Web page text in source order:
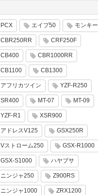
PCX エイプ50 モンキー
CBR250RR CRF250F
CB400 CBR1000RR
CB1100 CB1300
アフリカツイン YZF-R250
SR400 MT-07 MT-09
YZF-R1 XSR900
アドレスV125 GSX250R
Vストローム250 GSX-R1000
GSX-S1000 ハヤブサ
ニンジャ250 Z900RS
ニンジャ1000 ZRX1200